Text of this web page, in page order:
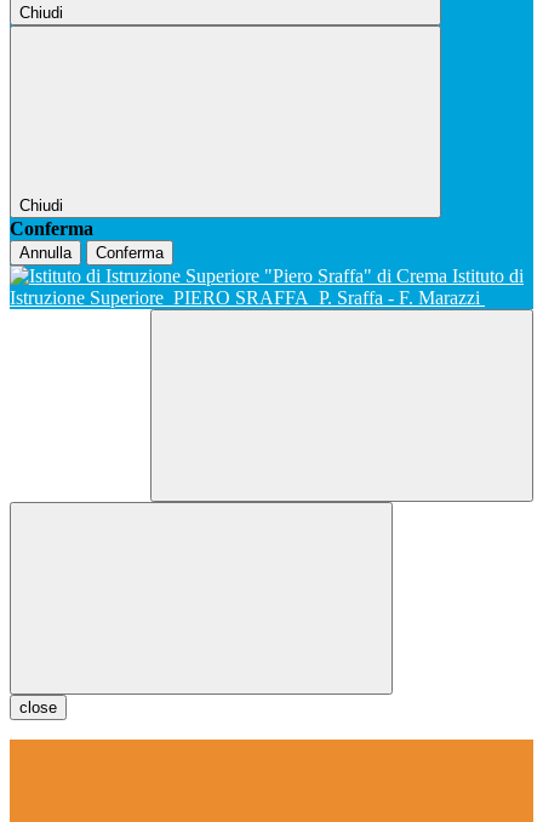
Chiudi
Chiudi
Conferma
Annulla Conferma
Istituto di
Istruzione Superiore PIERO SRAFFA P. Sraffa - F. Marazzi
close